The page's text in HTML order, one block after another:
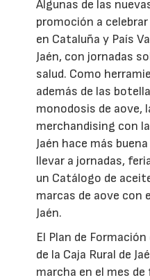
Algunas de las
promoción a
en Cataluña y País
Jaén, con jornadas
salud. Como
además de las
monodosis de aove,
merchandising con
Jaén hace más
llevar a jornadas,
un Catálogo de
marcas de aove con
Jaén.
El Plan de
de la Caja Rural de
marcha en el mes